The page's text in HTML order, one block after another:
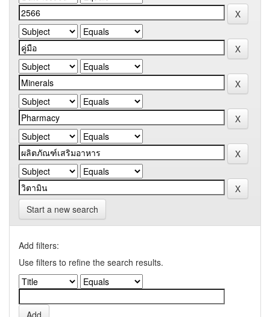
Start a new search
Add filters:
Use filters to refine the search results.